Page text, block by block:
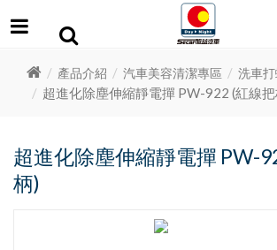
產品介紹 汽車美容清潔專區 洗車
超進化除塵伸縮靜電撣 PW-922 (紅線
超進化除塵伸縮靜電撣 PW-
柄)